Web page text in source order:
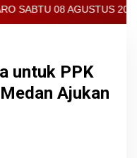
2026 - ARCIS
untuk PPK
Ajukan